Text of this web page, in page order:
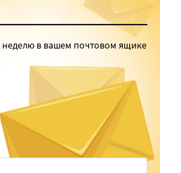
в вашем почтовом ящике